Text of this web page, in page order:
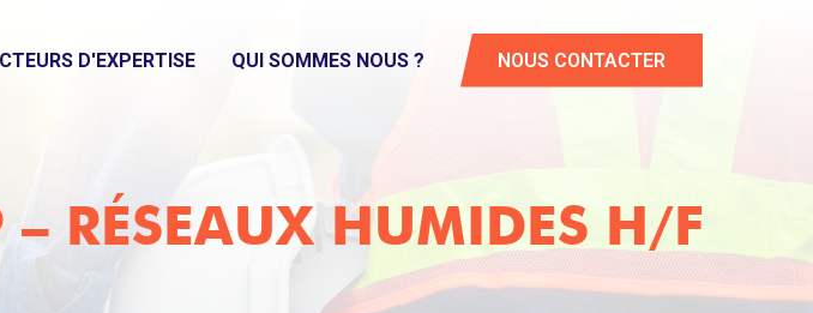
D'EXPERTISE QUI SOMMES NOUS ? NOUS CONTACTER
– RÉSEAUX HUMIDES H/F